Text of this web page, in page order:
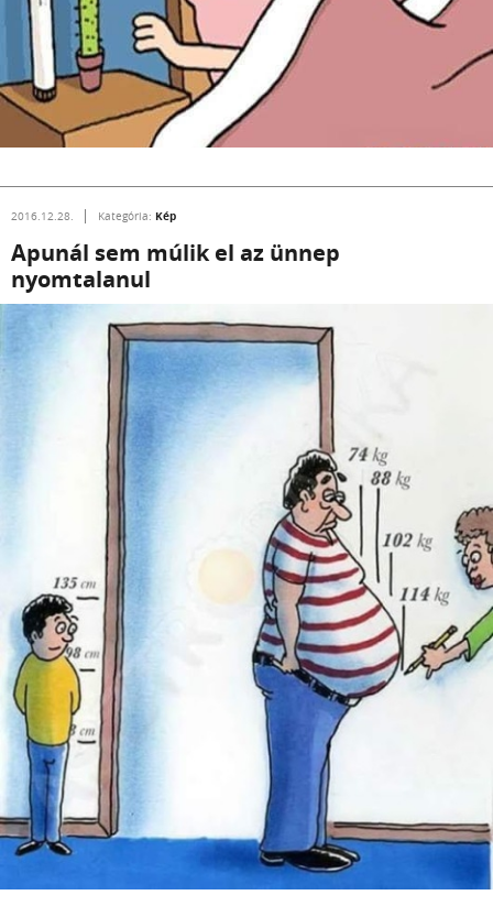
2016.12.28. Kategória: Kép
Apunál sem múlik el az ünnep
nyomtalanul